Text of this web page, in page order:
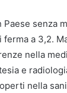
Paese senza
ferma a 3,2.
nella
e
nella